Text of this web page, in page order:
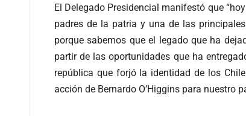
El Delegado Presidencial manifestó que
padres de la patria y una de las
porque sabemos que el legado que ha
partir de las oportunidades que ha
república que forjó la identidad de los
acción de Bernardo O’Higgins para nuestro